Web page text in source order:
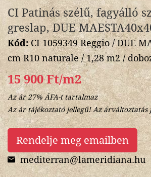
CI Patinás szélű, fagyálló
greslap, DUE
Kód:CI 1059349 Reggio / DUE
cm R10 naturale / 1,28 m2 /
15 900 Ft/m2
Az ár 27% ÁFA-t tartalmaz
Az ár tájékoztató jellegű! Az
Rendelje meg emailben
mediterran@lameridiana.hu